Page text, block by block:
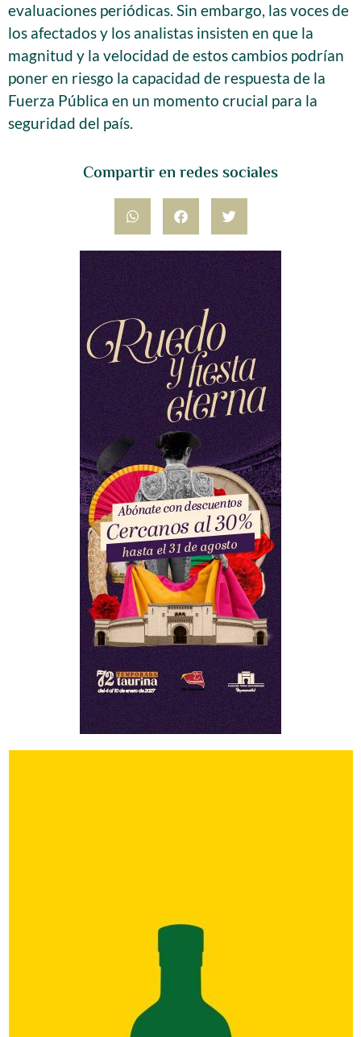
Compartir en redes sociales
evaluaciones periódicas. Sin embargo, las voces de
los afectados y los analistas insisten en que la
magnitud y la velocidad de estos cambios podrían
poner en riesgo la capacidad de respuesta de la
Fuerza Pública en un momento crucial para la
seguridad del país.